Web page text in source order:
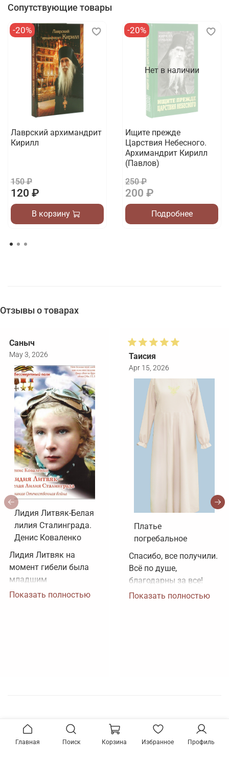
Сопутствующие товары
-20%
Лаврский архимандрит
Кирилл
150 ₽
120 ₽
В корзину
Нет в наличии
-20%
Ищите прежде
Царствия Небесного.
Архимандрит Кирилл
(Павлов)
250 ₽
200 ₽
Подробнее
Отзывы о товарах
Саныч
May 3, 2026
Лидия Литвяк-Белая
лилия Сталинграда.
Денис Коваленко
Лидия Литвяк на
момент гибели была
младшим
лейтенантом.
Показать полностью
Таисия
Apr 15, 2026
Платье
погребальное
Спасибо, все получили.
Всё по душе,
благодарны за все!
Показать полностью
Главная Поиск Корзина Избранное Профиль